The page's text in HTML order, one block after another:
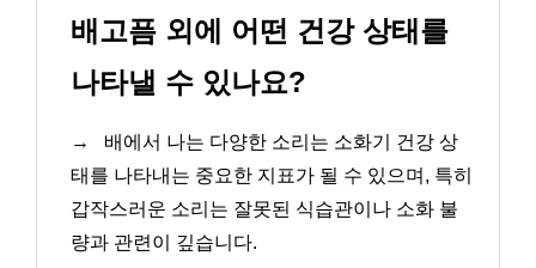
배고픔 외에 어떤 건강 상태를
나타낼 수 있나요?
→
배에서 나는 다양한 소리는 소화기 건강 상
태를 나타내는 중요한 지표가 될 수 있으며, 특히
갑작스러운 소리는 잘못된 식습관이나 소화 불
량과 관련이 깊습니다.